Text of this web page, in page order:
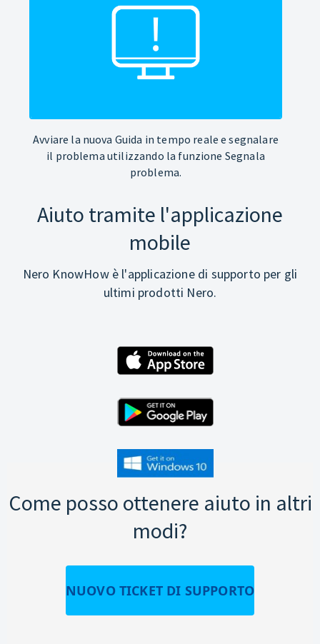
Avviare la nuova Guida in tempo reale e segnalare
il problema utilizzando la funzione Segnala
problema.
Aiuto tramite l'applicazione
mobile
Nero KnowHow è l'applicazione di supporto per gli
ultimi prodotti Nero.
Come posso ottenere aiuto in altri
modi?
NUOVO TICKET DI SUPPORTO